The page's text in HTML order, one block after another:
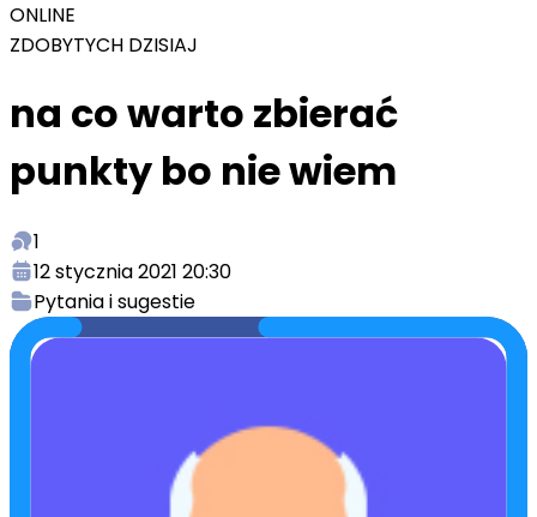
ONLINE
ZDOBYTYCH DZISIAJ
na co warto zbierać
punkty bo nie wiem
1
12 stycznia 2021 20:30
Pytania i sugestie